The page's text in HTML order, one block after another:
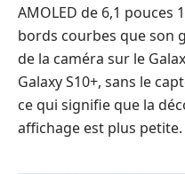
AMOLED de 6,1 pouces
bords courbes que son
de la caméra sur le
Galaxy S10+, sans le
ce qui signifie que la
affichage est plus petite.